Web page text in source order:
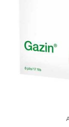
Aktuelle
Fragen und
Kontakt
Avene &